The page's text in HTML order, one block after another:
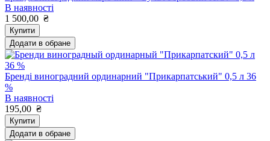
В наявності
1 500,00 ₴
Купити
Додати в обране
Бренді виноградний ординарний "Прикарпатський" 0,5 л 36
%
В наявності
195,00 ₴
Купити
Додати в обране